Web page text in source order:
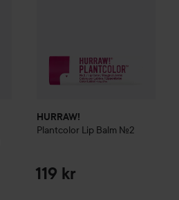
HURRAW!
Plantcolor Lip Balm №2
119 kr